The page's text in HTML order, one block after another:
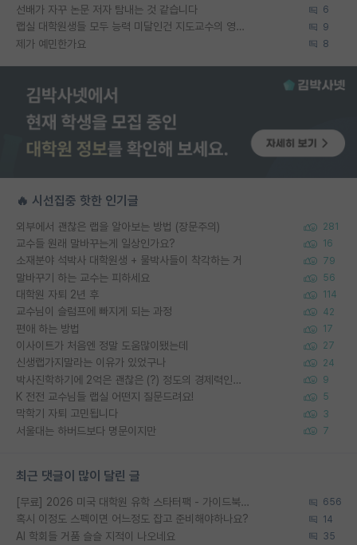
선배가 자꾸 논문 저자 탐내는 것 같습니다 6
랩실 대학원생들 모두 능력 미달인건 지도교수의 영향 아닌가? 9
제가 예민한가요 8
🔥 시선집중 핫한 인기글
외부에서 괜찮은 랩을 알아보는 방법 (장문주의) 281
교수들 원래 말바꾸는게 일상인가요? 16
소재분야 석박사 대학원생 + 물박사들이 착각하는 거 79
말바꾸기 하는 교수는 피하세요 56
대학원 자퇴 2년 후 114
교수님이 슬럼프에 빠지게 되는 과정 42
편애 하는 방법 17
이사이트가 처음엔 정말 도움많이됐는데 27
신생랩가지말라는 이유가 있었구나 24
박사진학하기에 2억은 괜찮은 (?) 정도의 경제력인가요 9
K 전전 교수님들 랩실 어떤지 질문드려요! 5
막학기 자퇴 고민됩니다 3
서울대는 하버드보다 명문이지만 7
최근 댓글이 많이 달린 글
[무료] 2026 미국 대학원 유학 스타터팩 - 가이드북 & 합격자 컨택메일 템플릿 656
혹시 이정도 스펙이면 어느정도 잡고 준비해야하나요? 14
AI 학회들 거품 슬슬 지적이 나오네요 35